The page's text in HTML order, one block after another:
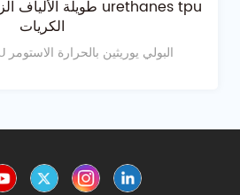
الكريات
تركيب وتجهيز TPU البولي يوريثين بالحرارة الاستومر